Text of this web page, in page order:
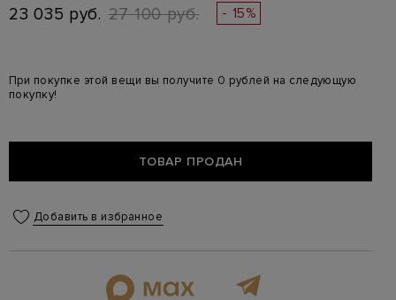
23 035 руб. 27 100 руб. - 15%
При покупке этой вещи вы получите 0 рублей на следующую
покупку!
ТОВАР ПРОДАН
Добавить в избранное